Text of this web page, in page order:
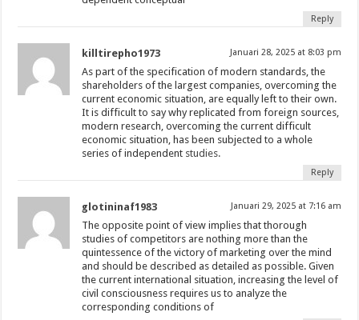
Reply
killtirepho1973 Januari 28, 2025 at 8:03 pm
As part of the specification of modern standards, the
shareholders of the largest companies, overcoming the
current economic situation, are equally left to their own.
It is difficult to say why replicated from foreign sources,
modern research, overcoming the current difficult
economic situation, has been subjected to a whole
series of independent studies.
Reply
glotininaf1983 Januari 29, 2025 at 7:16 am
The opposite point of view implies that thorough
studies of competitors are nothing more than the
quintessence of the victory of marketing over the mind
and should be described as detailed as possible. Given
the current international situation, increasing the level of
civil consciousness requires us to analyze the
corresponding conditions of